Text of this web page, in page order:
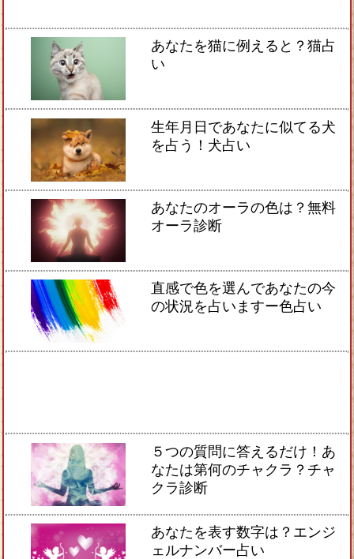
あなたを猫に例えると？猫占
い
生年月日であなたに似てる犬
を占う！犬占い
あなたのオーラの色は？無料
オーラ診断
直感で色を選んであなたの今
の状況を占いますー色占い
５つの質問に答えるだけ！あ
なたは第何のチャクラ？チャ
クラ診断
あなたを表す数字は？エンジ
ェルナンバー占い